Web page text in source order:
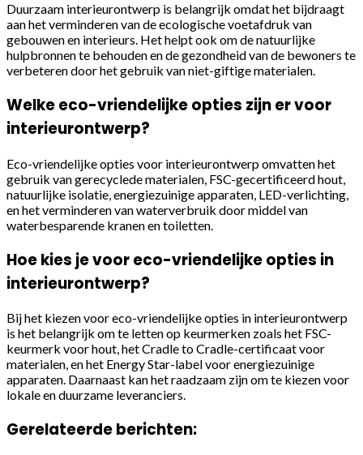
Duurzaam interieurontwerp is belangrijk omdat het bijdraagt
aan het verminderen van de ecologische voetafdruk van
gebouwen en interieurs. Het helpt ook om de natuurlijke
hulpbronnen te behouden en de gezondheid van de bewoners te
verbeteren door het gebruik van niet-giftige materialen.
Welke eco-vriendelijke opties zijn er voor
interieurontwerp?
Eco-vriendelijke opties voor interieurontwerp omvatten het
gebruik van gerecyclede materialen, FSC-gecertificeerd hout,
natuurlijke isolatie, energiezuinige apparaten, LED-verlichting,
en het verminderen van waterverbruik door middel van
waterbesparende kranen en toiletten.
Hoe kies je voor eco-vriendelijke opties in
interieurontwerp?
Bij het kiezen voor eco-vriendelijke opties in interieurontwerp
is het belangrijk om te letten op keurmerken zoals het FSC-
keurmerk voor hout, het Cradle to Cradle-certificaat voor
materialen, en het Energy Star-label voor energiezuinige
apparaten. Daarnaast kan het raadzaam zijn om te kiezen voor
lokale en duurzame leveranciers.
Gerelateerde berichten: